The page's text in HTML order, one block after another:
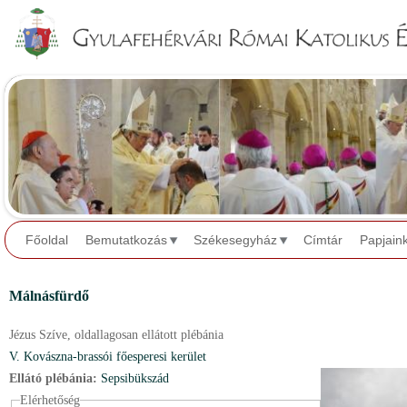
Főoldal Bemutatkozás Székesegyház Címtár
Málnásfürdő
Jézus Szíve, oldallagosan ellátott plébánia
V. Kovászna-brassói főesperesi kerület
Ellátó plébánia: Sepsibükszád
Elérhetőség